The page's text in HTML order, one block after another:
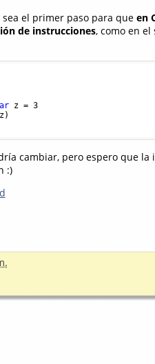
el primer paso para que en
de instrucciones, como en
z = 3
)
cambiar, pero espero que la
:)